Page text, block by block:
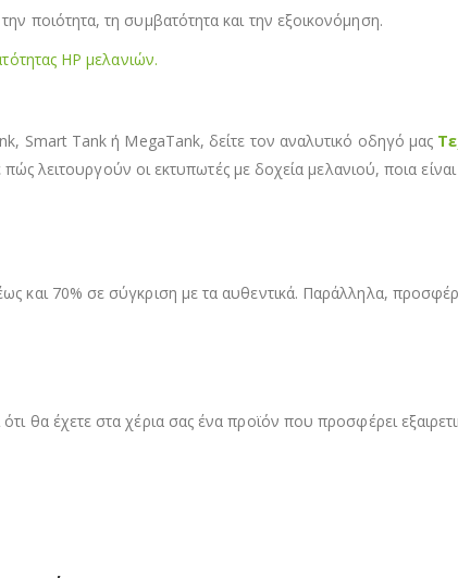
ποιότητα, τη συμβατότητα και την εξοικονόμηση.
HP μελανιών.
Smart Tank ή MegaTank, δείτε τον αναλυτικό οδηγό μας
πώς λειτουργούν οι εκτυπωτές με δοχεία μελανιού, ποια
70% σε σύγκριση με τα αυθεντικά. Παράλληλα,
θα έχετε στα χέρια σας ένα προϊόν που προσφέρει